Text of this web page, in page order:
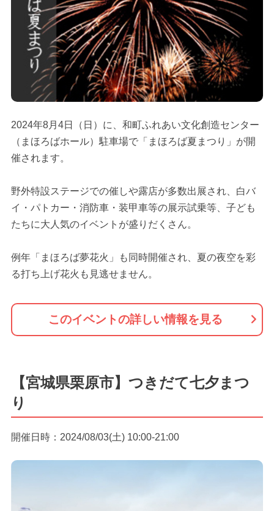
2024年8月4日（日）に、和町ふれあい文化創造センター
（まほろばホール）駐車場で「まほろば夏まつり」が開
催されます。
野外特設ステージでの催しや露店が多数出展され、白バ
イ・パトカー・消防車・装甲車等の展示試乗等、子ども
たちに大人気のイベントが盛りだくさん。
例年「まほろば夢花火」も同時開催され、夏の夜空を彩
る打ち上げ花火も見逃せません。
このイベントの詳しい情報を見る
【宮城県栗原市】つきだて七夕まつ
り
開催日時：2024/08/03(土) 10:00-21:00